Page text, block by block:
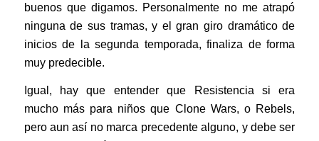
buenos que digamos. Personalmente no me atrapó
ninguna de sus tramas, y el gran giro dramático de
inicios de la segunda temporada, finaliza de forma
muy predecible.
Igual, hay que entender que Resistencia si era
mucho más para niños que Clone Wars, o Rebels,
pero aun así no marca precedente alguno, y debe ser